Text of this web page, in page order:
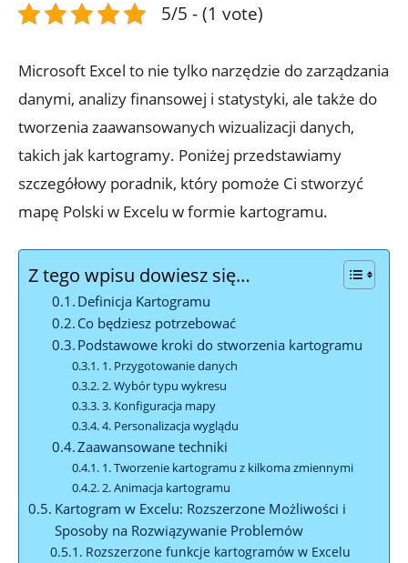
5/5 - (1 vote)
Microsoft Excel to nie tylko narzędzie do zarządzania
danymi, analizy finansowej i statystyki, ale także do
tworzenia zaawansowanych wizualizacji danych,
takich jak kartogramy. Poniżej przedstawiamy
szczegółowy poradnik, który pomoże Ci stworzyć
mapę Polski w Excelu w formie kartogramu.
Z tego wpisu dowiesz się…
Definicja Kartogramu
Co będziesz potrzebować
Podstawowe kroki do stworzenia kartogramu
1. Przygotowanie danych
2. Wybór typu wykresu
3. Konfiguracja mapy
4. Personalizacja wyglądu
Zaawansowane techniki
1. Tworzenie kartogramu z kilkoma zmiennymi
2. Animacja kartogramu
Kartogram w Excelu: Rozszerzone Możliwości i
Sposoby na Rozwiązywanie Problemów
Rozszerzone funkcje kartogramów w Excelu